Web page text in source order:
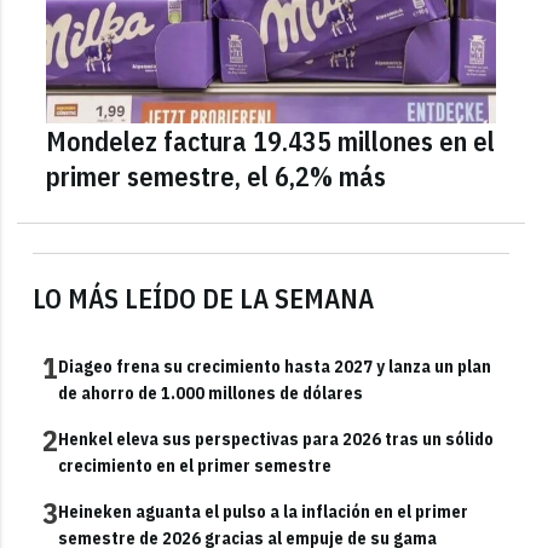
LO MÁS LEÍDO DE LA SEMANA
1Diageo frena su crecimiento hasta 2027 y lanza un plan
de ahorro de 1.000 millones de dólares
2Henkel eleva sus perspectivas para 2026 tras un sólido
crecimiento en el primer semestre
3Heineken aguanta el pulso a la inflación en el primer
semestre de 2026 gracias al empuje de su gama
Mondelez factura 19.435 millones en el
primer semestre, el 6,2% más